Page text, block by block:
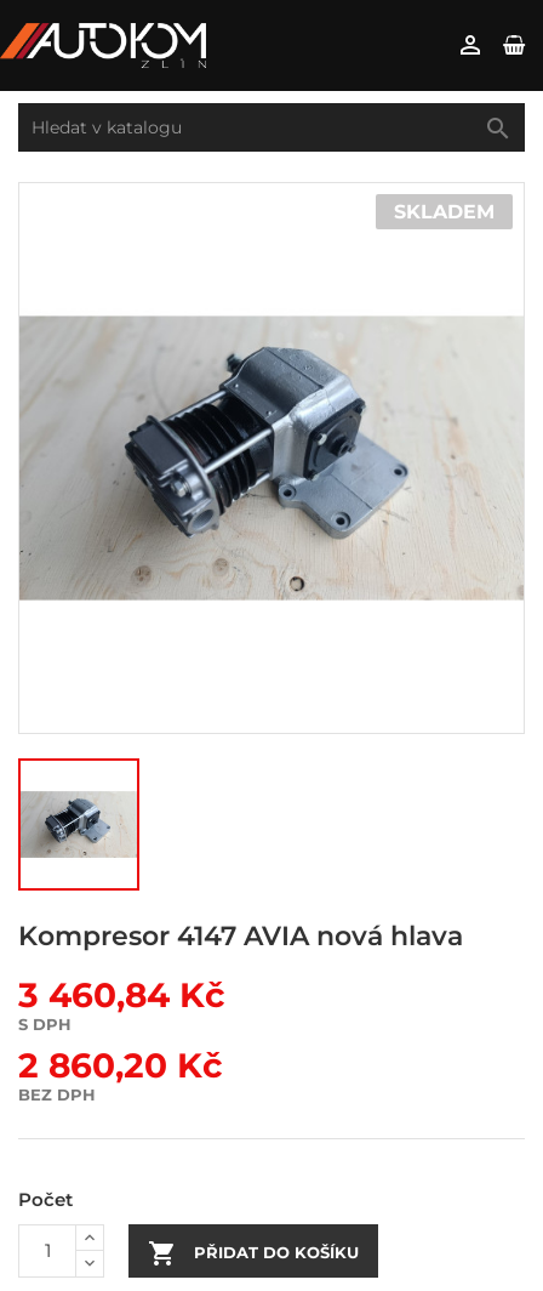


SKLADEM
Kompresor 4147 AVIA nová hlava
3 460,84 Kč
S DPH
2 860,20 Kč
BEZ DPH
Počet
 PŘIDAT DO KOŠÍKU